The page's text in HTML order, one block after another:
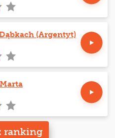
(Argentyt)
ranking